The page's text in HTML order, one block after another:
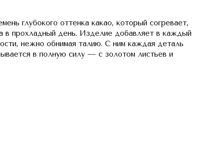
глубокого оттенка какао, который согревает,
в прохладный день. Изделие добавляет в каждый
нежно обнимая талию. С ним каждая деталь
в полную силу — с золотом листьев и